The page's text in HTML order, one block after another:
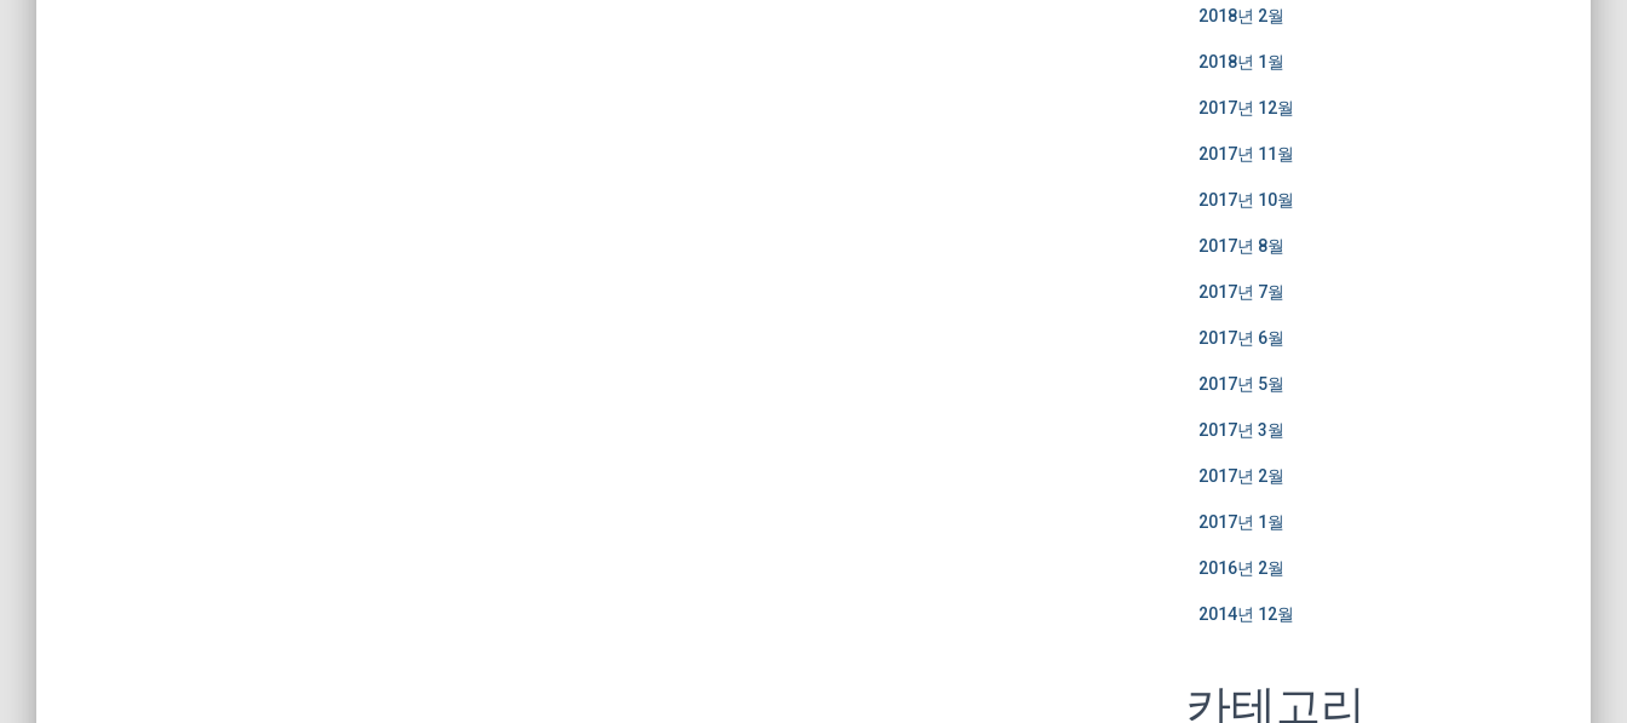
2018년 2월
2018년 1월
2017년 12월
2017년 11월
2017년 10월
2017년 8월
2017년 7월
2017년 6월
2017년 5월
2017년 3월
2017년 2월
2017년 1월
2016년 2월
2014년 12월
카테고리